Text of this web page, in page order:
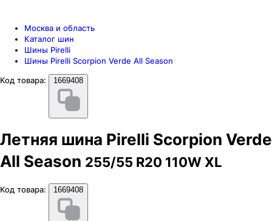
Москва и область
Каталог шин
Шины Pirelli
Шины Pirelli Scorpion Verde All Season
Код товара:
1669408
Летняя шина Pirelli Scorpion Verde
All Season 255/55 R20 110W XL
Код товара: 1669408